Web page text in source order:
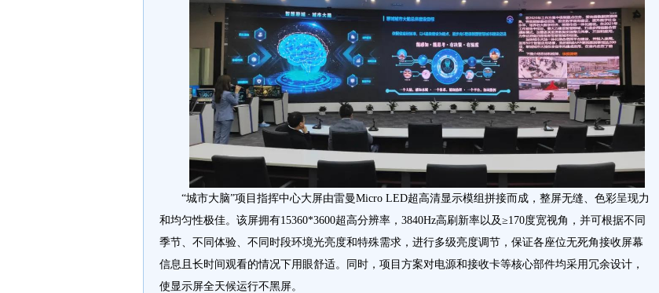
“城市大脑”项目指挥中心大屏由雷曼Micro LED超高清显示模组拼接而成，整屏无缝、色彩呈现力
和均匀性极佳。该屏拥有15360*3600超高分辨率，3840Hz高刷新率以及≥170度宽视角，并可根据不同
季节、不同体验、不同时段环境光亮度和特殊需求，进行多级亮度调节，保证各座位无死角接收屏幕
信息且长时间观看的情况下用眼舒适。同时，项目方案对电源和接收卡等核心部件均采用冗余设计，
使显示屏全天候运行不黑屏。